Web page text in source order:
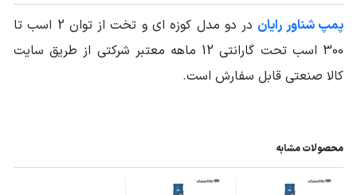
تیپ پمپ تیپ 665 پمپ شناور رایان
در دو مدل کوزه ای و تخت از توان 2 اسب تا
300 اسب تحت گارانتی 12 ماهه معتبر شرکتی از طریق سایت
کالا صنعتی قابل سفارش است.
محصولات مشابه